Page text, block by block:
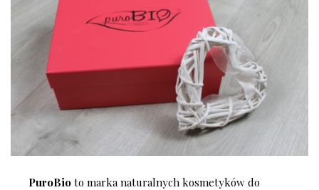
PuroBio to marka naturalnych kosmetyków do